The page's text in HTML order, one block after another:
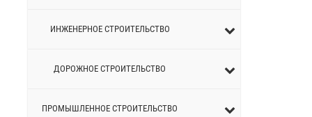
ИНЖЕНЕРНОЕ СТРОИТЕЛЬСТВО
ДОРОЖНОЕ СТРОИТЕЛЬСТВО
ПРОМЫШЛЕННОЕ СТРОИТЕЛЬСТВО